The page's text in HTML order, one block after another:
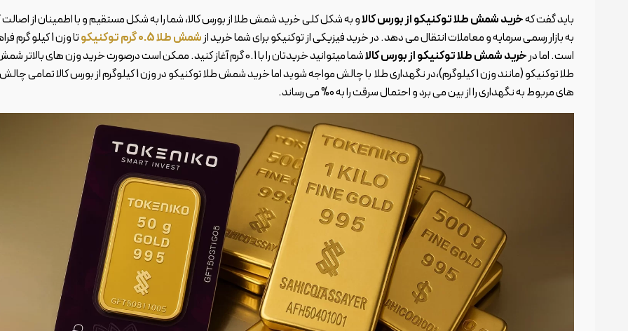
باید گفت کهخرید شمش طلا توکنیکو از بورس کالاو به شکل کلی خرید شمش طلا از بورس کالا، شما را به شکل مستقیم و با اطمینان از اصالت
به بازار رسمی سرمایه و معاملات انتقال می دهد. در خرید فیزیکی از توکنیکو برای شما خرید ازشمش طلا 0.5 گرم توکنیکو
تا وزن 1 کیلو گرم
است. اما درخرید شمش طلا توکنیکو از بورس کالا
شما میتوانید خریدتان را با 0.1 گرم آغاز کنید. ممکن است درصورت خرید وزن های بالاتر
طلا توکنیکو (مانند وزن 1 کیلوگرم)،در نگهداری طلا با چالش مواجه شوید اما خرید شمش طلا توکنیکو در وزن 1 کیلوگرم از بورس کالا تمامی چالش
های مربوط به نگهداری را از بین می برد و احتمال سرقت را به 0% می رساند.